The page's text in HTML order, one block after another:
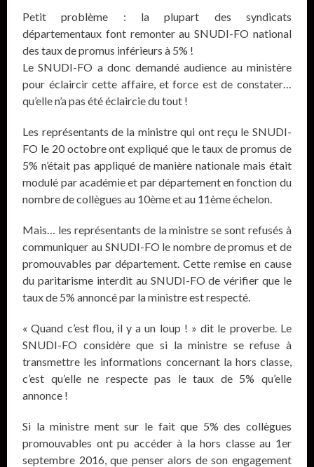
Petit problème : la plupart des syndicats
départementaux font remonter au SNUDI-FO national
des taux de promus inférieurs à 5% !
Le SNUDI-FO a donc demandé audience au ministère
pour éclaircir cette affaire, et force est de constater…
qu’elle n’a pas été éclaircie du tout !
Les représentants de la ministre qui ont reçu le SNUDI-
FO le 20 octobre ont expliqué que le taux de promus de
5% n’était pas appliqué de manière nationale mais était
modulé par académie et par département en fonction du
nombre de collègues au 10ème et au 11ème échelon.
Mais… les représentants de la ministre se sont refusés à
communiquer au SNUDI-FO le nombre de promus et de
promouvables par département. Cette remise en cause
du paritarisme interdit au SNUDI-FO de vérifier que le
taux de 5% annoncé par la ministre est respecté.
« Quand c’est flou, il y a un loup ! » dit le proverbe. Le
SNUDI-FO considère que si la ministre se refuse à
transmettre les informations concernant la hors classe,
c’est qu’elle ne respecte pas le taux de 5% qu’elle
annonce !
Si la ministre ment sur le fait que 5% des collègues
promouvables ont pu accéder à la hors classe au 1er
septembre 2016, que penser alors de son engagement